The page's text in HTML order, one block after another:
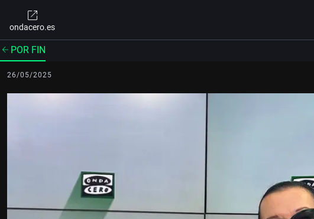
ondacero.es
POR FIN
26/05/2025